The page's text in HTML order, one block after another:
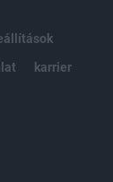
karrier